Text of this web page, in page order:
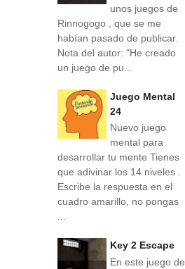
unos juegos de
Rinnogogo , que se me
habían pasado de publicar.
Nota del autor: "He creado
un juego de pu...
Juego Mental
24
Nuevo juego
mental para
desarrollar tu mente Tienes
que adivinar los 14 niveles .
Escribe la respuesta en el
cuadro amarillo, no pongas
...
Key 2 Escape
En este juego de